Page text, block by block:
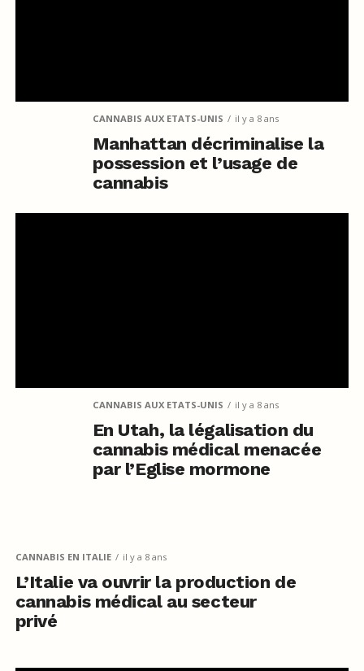
CANNABIS AUX ETATS-UNIS il y a 8 ans
Manhattan décriminalise la
possession et l’usage de
cannabis
CANNABIS AUX ETATS-UNIS il y a 8 ans
En Utah, la légalisation du
cannabis médical menacée
par l’Eglise mormone
CANNABIS EN ITALIE il y a 8 ans
L’Italie va ouvrir la production de
cannabis médical au secteur
privé